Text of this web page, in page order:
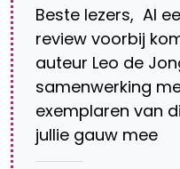
Beste lezers, Al
review voorbij
auteur Leo de
samenwerking
exemplaren van
jullie gauw mee